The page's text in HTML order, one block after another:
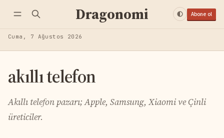
Dragonomi Abone ol
Cuma, 7 Ağustos 2026
akıllı telefon
Akıllı telefon pazarı; Apple, Samsung, Xiaomi ve Çinli
üreticiler.